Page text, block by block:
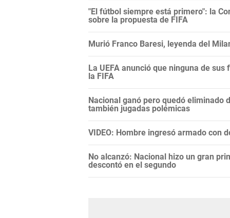
"El fútbol siempre está primero": la
sobre la propuesta de FIFA
Murió Franco Baresi, leyenda del
La UEFA anunció que ninguna de
la FIFA
Nacional ganó pero quedó eliminado
también jugadas polémicas
VIDEO: Hombre ingresó armado con
No alcanzó: Nacional hizo un gran
descontó en el segundo